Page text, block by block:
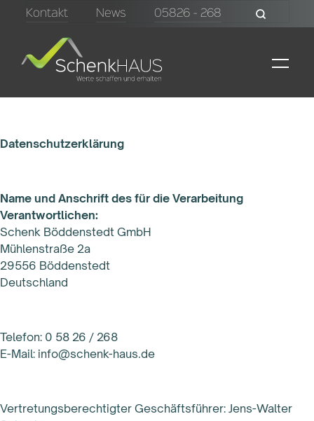
Kontakt News 05826 - 268
Datenschutzerklärung
Name und Anschrift des für die Verarbeitung
Verantwortlichen:
Schenk Böddenstedt GmbH
Mühlenstraße 2a
29556 Böddenstedt
Deutschland
Telefon: 0 58 26 / 268
E-Mail: info@schenk-haus.de
Vertretungsberechtigter Geschäftsführer: Jens-Walter